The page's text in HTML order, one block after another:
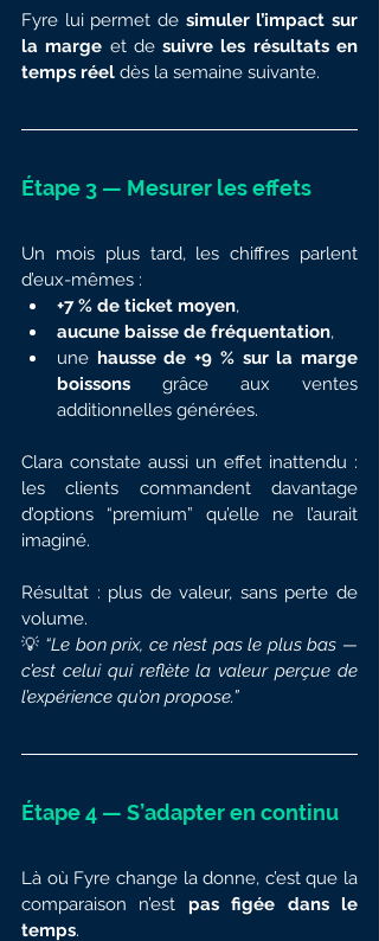
Fyre lui permet de simuler l’impact sur
la marge et de suivre les résultats en
temps réel dès la semaine suivante.
Étape 3 — Mesurer les effets
Un mois plus tard, les chiffres parlent
d’eux-mêmes :
+7 % de ticket moyen,
aucune baisse de fréquentation,
une hausse de +9 % sur la marge
boissons grâce aux ventes
additionnelles générées.
Clara constate aussi un effet inattendu :
les clients commandent davantage
d’options “premium” qu’elle ne l’aurait
imaginé.
Résultat : plus de valeur, sans perte de
volume.
💡 “Le bon prix, ce n’est pas le plus bas —
c’est celui qui reflète la valeur perçue de
l’expérience qu’on propose.”
Étape 4 — S’adapter en continu
Là où Fyre change la donne, c’est que la
comparaison n’est pas figée dans le
temps.